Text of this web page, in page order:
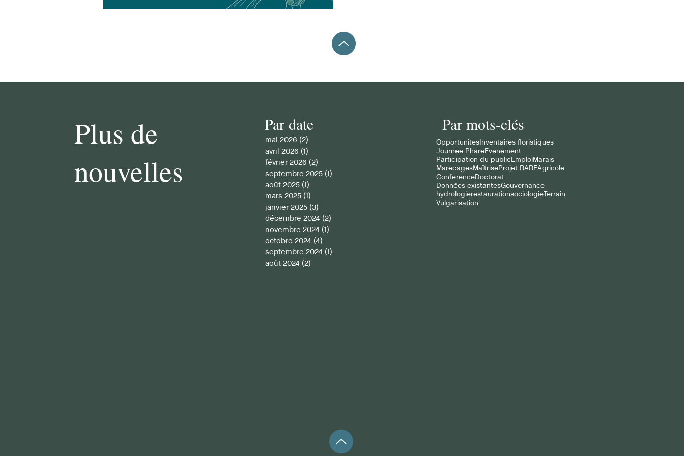
milieux humides et les connaissances ancestrales d
Plus de
nouvelles
Par date
mai 2026 (2)
avril 2026 (1)
février 2026 (2)
septembre 2025 (1)
août 2025 (1)
mars 2025 (1)
janvier 2025 (3)
décembre 2024 (2)
novembre 2024 (1)
octobre 2024 (4)
septembre 2024 (1)
août 2024 (2)
Par mots-clés
OpportunitésInventaires floristiques
Journée PhareÉvénement
Participation du publicEmploiMarais
MarécagesMaîtriseProjet RAREAgricole
ConférenceDoctorat
Données existantesGouvernance
hydrologierestaurationsociologieTerrain
Vulgarisation